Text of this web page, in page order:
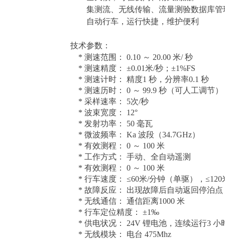
集测流、无线传输、流量测验数据库
自动行车，运行快捷，维护便利
技术参数：
* 测速范围： 0.10 ～ 20.00 米/ 秒
* 测速精度：
±0.01米/秒；±1%FS
* 测速计时： 精度1 秒，分辨率0.1 秒
* 测速历时： 0 ～ 99.9 秒 （可人工调节）
* 采样速率： 5次/秒
* 波束宽度： 12°
* 发射功率：
50 毫瓦
* 微波频率： Ka 波段 （34.7GHz）
* 有效测程：
0 ～ 100 米
* 工作方式：
手动、全自动遥测
* 有效测程：
0 ～ 100 米
* 行车速度： ≤60米/分钟 （单驱）， ≤120
* 故障反应：
出现故障后自动返回停泊点
* 无线通信： 通信距离1000 米
* 行车定位精度：
±1‰
* 供电状况：
24V 锂电池，连续运行3 小
* 无线模块： 电台 475Mhz